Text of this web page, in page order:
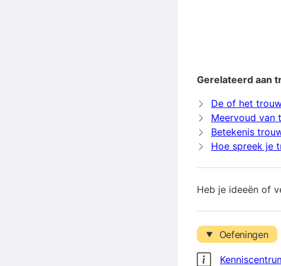
Gerelateerd aan
De of het
Meervoud van
Betekenis
Hoe spreek je
Heb je ideeën of
Oefeningen